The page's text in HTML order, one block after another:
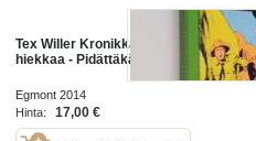
Tex Willer Kronikka 39 : Veristä
hiekkaa - Pidättäkää Tex Willer!
Egmont 2014
Hinta:
17,00 €